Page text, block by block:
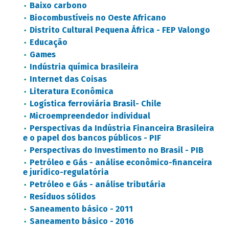
Baixo carbono
Biocombustíveis no Oeste Africano
Distrito Cultural Pequena África - FEP Valongo
Educação
Games
Indústria química brasileira
Internet das Coisas
Literatura Econômica
Logística ferroviária Brasil- Chile
Microempreendedor individual
Perspectivas da Indústria Financeira Brasileira
e o papel dos bancos públicos - PIF
Perspectivas do Investimento no Brasil - PIB
Petróleo e Gás - análise econômico-financeira
e jurídico-regulatória
Petróleo e Gás - análise tributária
Resíduos sólidos
Saneamento básico - 2011
Saneamento básico - 2016